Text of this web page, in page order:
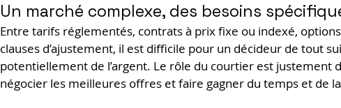
Un marché complexe, des besoins
Entre tarifs réglementés, contrats à prix fixe ou indexé,
clauses d’ajustement, il est difficile pour un décideur de tout
potentiellement de l’argent. Le rôle du courtier est justement
négocier les meilleures offres et faire gagner du temps et de